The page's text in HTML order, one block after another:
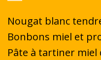
Nougat blanc
Bonbons miel et
Pâte à tartiner miel